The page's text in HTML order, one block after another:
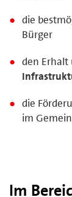
die
Bürger
den Erhalt
die
im
Im